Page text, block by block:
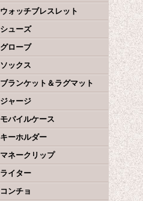
ウォッチブレスレット
シューズ
グローブ
ソックス
ブランケット＆ラグマット
ジャージ
モバイルケース
キーホルダー
マネークリップ
ライター
コンチョ